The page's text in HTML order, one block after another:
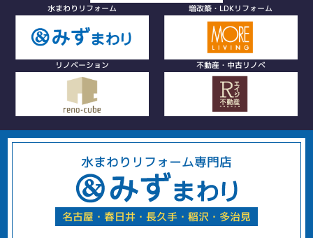
水まわりリフォーム 増改築・LDKリフォーム
リノベーション 不動産・中古リノベ
水まわりリフォーム専門店
名古屋・春日井・長久手・稲沢・多治見